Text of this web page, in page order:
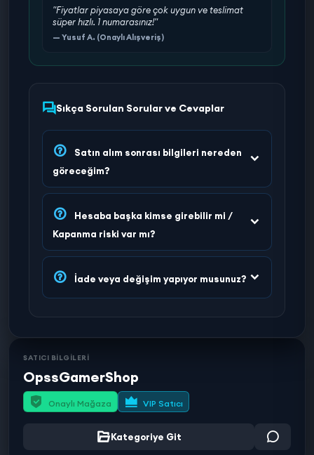
"Fiyatlar piyasaya göre çok uygun ve teslimat
süper hızlı. 1 numarasınız!"
— Yusuf A. (Onaylı Alışveriş)
Sıkça Sorulan Sorular ve Cevaplar
Satın alım sonrası bilgileri nereden
göreceğim?
Hesaba başka kimse girebilir mi /
Kapanma riski var mı?
İade veya değişim yapıyor musunuz?
SATICI BİLGİLERİ
OpssGamerShop
Onaylı Mağaza VIP Satıcı
Kategoriye Git